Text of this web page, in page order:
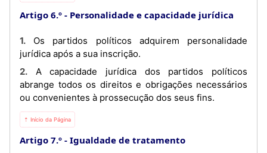
Artigo 6.º Personalidade e capacidade jurídica
1. Os partidos políticos adquirem personalidade
jurídica após a sua inscrição.
2. A capacidade jurídica dos partidos políticos
abrange todos os direitos e obrigações necessários
ou convenientes à prossecução dos seus fins.
⇡ Início da Página
Artigo 7.º Igualdade de tratamento